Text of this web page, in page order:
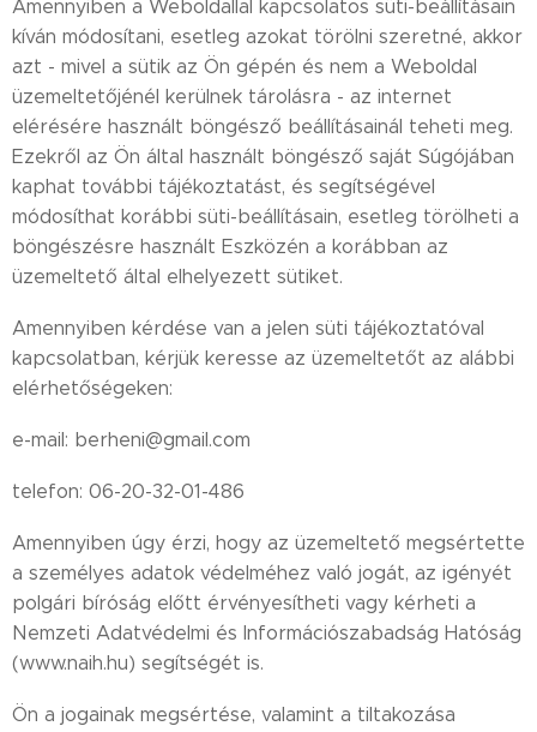
Amennyiben a Weboldallal kapcsolatos süti-beállításain
kíván módosítani, esetleg azokat törölni szeretné, akkor
azt - mivel a sütik az Ön gépén és nem a Weboldal
üzemeltetőjénél kerülnek tárolásra - az internet
elérésére használt böngésző beállításainál teheti meg.
Ezekről az Ön által használt böngésző saját Súgójában
kaphat további tájékoztatást, és segítségével
módosíthat korábbi süti-beállításain, esetleg törölheti a
böngészésre használt Eszközén a korábban az
üzemeltető által elhelyezett sütiket.
Amennyiben kérdése van a jelen süti tájékoztatóval
kapcsolatban, kérjük keresse az üzemeltetőt az alábbi
elérhetőségeken:
e-mail: berheni@gmail.com
telefon: 06-20-32-01-486
Amennyiben úgy érzi, hogy az üzemeltető megsértette
a személyes adatok védelméhez való jogát, az igényét
polgári bíróság előtt érvényesítheti vagy kérheti a
Nemzeti Adatvédelmi és Információszabadság Hatóság
(www.naih.hu) segítségét is.
Ön a jogainak megsértése, valamint a tiltakozása